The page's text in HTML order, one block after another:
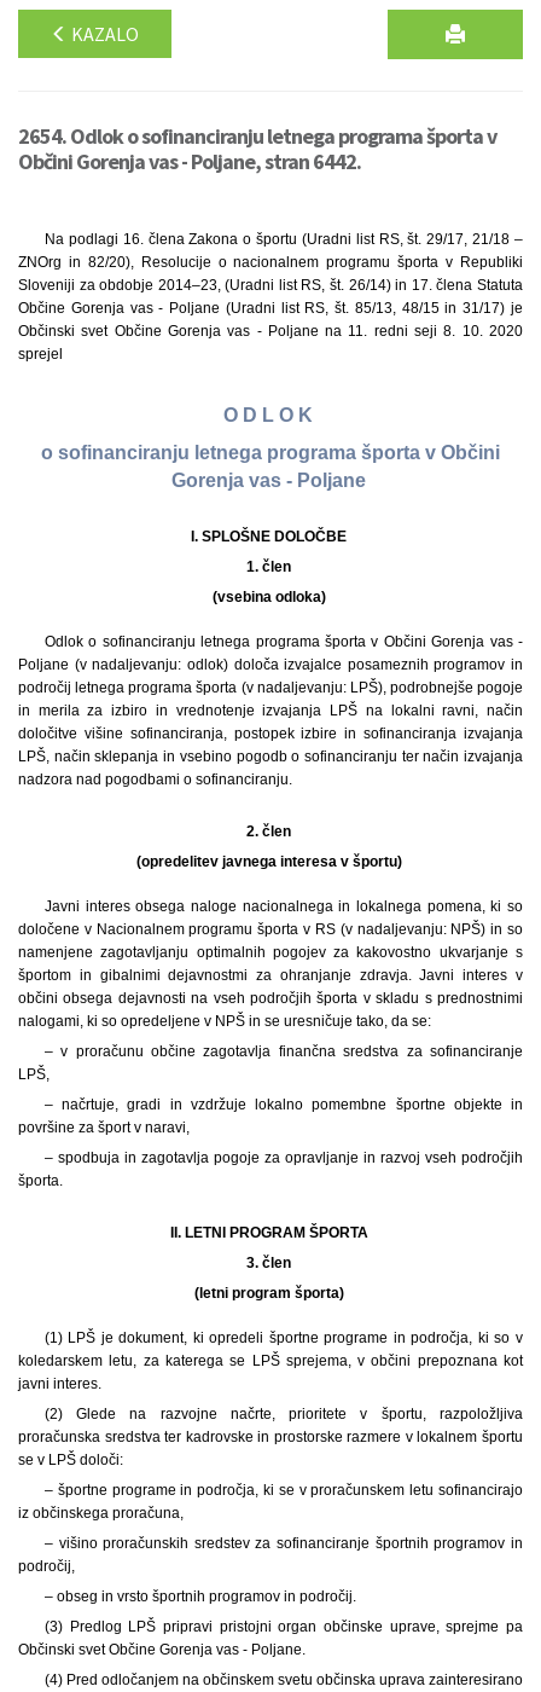
KAZALO
2654. Odlok o sofinanciranju letnega programa športa v
Občini Gorenja vas - Poljane, stran 6442.
Na podlagi 16. člena Zakona o športu (Uradni list RS, št. 29/17, 21/18 –
ZNOrg in 82/20), Resolucije o nacionalnem programu športa v Republiki
Sloveniji za obdobje 2014–23, (Uradni list RS, št. 26/14) in 17. člena Statuta
Občine Gorenja vas - Poljane (Uradni list RS, št. 85/13, 48/15 in 31/17) je
Občinski svet Občine Gorenja vas - Poljane na 11. redni seji 8. 10. 2020
sprejel
O D L O K
o sofinanciranju letnega programa športa v Občini
Gorenja vas - Poljane
I. SPLOŠNE DOLOČBE
1. člen
(vsebina odloka)
Odlok o sofinanciranju letnega programa športa v Občini Gorenja vas -
Poljane (v nadaljevanju: odlok) določa izvajalce posameznih programov in
področij letnega programa športa (v nadaljevanju: LPŠ), podrobnejše pogoje
in merila za izbiro in vrednotenje izvajanja LPŠ na lokalni ravni, način
določitve višine sofinanciranja, postopek izbire in sofinanciranja izvajanja
LPŠ, način sklepanja in vsebino pogodb o sofinanciranju ter način izvajanja
nadzora nad pogodbami o sofinanciranju.
2. člen
(opredelitev javnega interesa v športu)
Javni interes obsega naloge nacionalnega in lokalnega pomena, ki so
določene v Nacionalnem programu športa v RS (v nadaljevanju: NPŠ) in so
namenjene zagotavljanju optimalnih pogojev za kakovostno ukvarjanje s
športom in gibalnimi dejavnostmi za ohranjanje zdravja. Javni interes v
občini obsega dejavnosti na vseh področjih športa v skladu s prednostnimi
nalogami, ki so opredeljene v NPŠ in se uresničuje tako, da se:
– v proračunu občine zagotavlja finančna sredstva za sofinanciranje
LPŠ,
– načrtuje, gradi in vzdržuje lokalno pomembne športne objekte in
površine za šport v naravi,
– spodbuja in zagotavlja pogoje za opravljanje in razvoj vseh področjih
športa.
II. LETNI PROGRAM ŠPORTA
3. člen
(letni program športa)
(1) LPŠ je dokument, ki opredeli športne programe in področja, ki so v
koledarskem letu, za katerega se LPŠ sprejema, v občini prepoznana kot
javni interes.
(2) Glede na razvojne načrte, prioritete v športu, razpoložljiva
proračunska sredstva ter kadrovske in prostorske razmere v lokalnem športu
se v LPŠ določi:
– športne programe in področja, ki se v proračunskem letu sofinancirajo
iz občinskega proračuna,
– višino proračunskih sredstev za sofinanciranje športnih programov in
področij,
– obseg in vrsto športnih programov in področij.
(3) Predlog LPŠ pripravi pristojni organ občinske uprave, sprejme pa
Občinski svet Občine Gorenja vas - Poljane.
(4) Pred odločanjem na občinskem svetu občinska uprava zainteresirano